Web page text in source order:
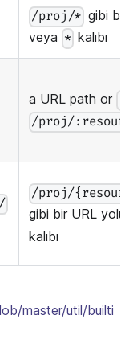
/proj/* gibi bir
veya * kalıbı
a URL path or
/proj/
/proj/
gibi bir URL yolu
kalıbı
master/util/builti